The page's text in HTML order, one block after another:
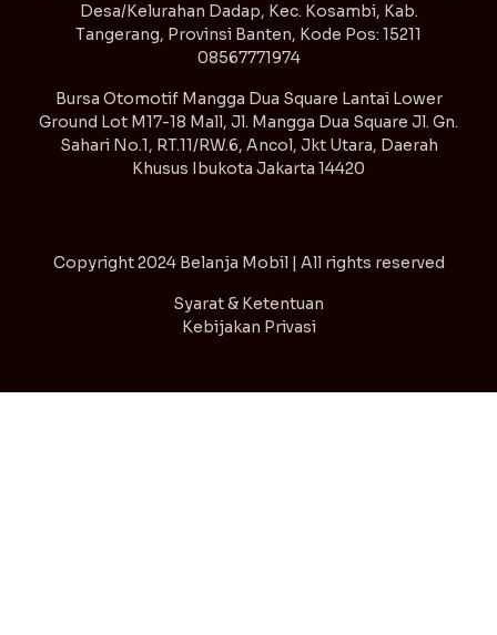
Desa/Kelurahan Dadap, Kec. Kosambi, Kab.
Tangerang, Provinsi Banten, Kode Pos: 15211
08567771974
Bursa Otomotif Mangga Dua Square Lantai Lower
Ground Lot M17-18 Mall, Jl. Mangga Dua Square Jl. Gn.
Sahari No.1, RT.11/RW.6, Ancol, Jkt Utara, Daerah
Khusus Ibukota Jakarta 14420
Copyright2024 Belanja Mobil | All rights reserved
Syarat & Ketentuan
Kebijakan Privasi